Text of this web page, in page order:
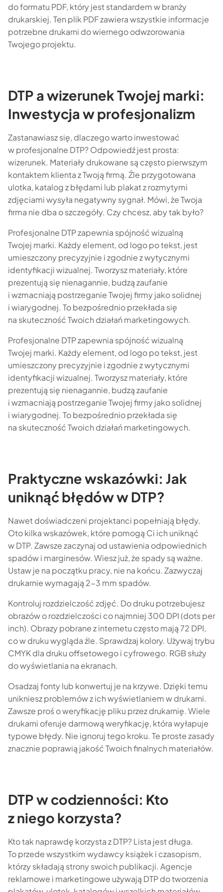
do formatu PDF, który jest standardem w branży
drukarskiej. Ten plik PDF zawiera wszystkie informacje
potrzebne drukarni do wiernego odwzorowania
Twojego projektu.
DTP a wizerunek Twojej marki:
Inwestycja w profesjonalizm
Zastanawiasz się, dlaczego warto inwestować
w profesjonalne DTP? Odpowiedź jest prosta:
wizerunek. Materiały drukowane są często pierwszym
kontaktem klienta z Twoją firmą. Źle przygotowana
ulotka, katalog z błędami lub plakat z rozmytymi
zdjęciami wysyła negatywny sygnał. Mówi, że Twoja
firma nie dba o szczegóły. Czy chcesz, aby tak było?
Profesjonalne DTP zapewnia spójność wizualną
Twojej marki. Każdy element, od logo po tekst, jest
umieszczony precyzyjnie i zgodnie z wytycznymi
identyfikacji wizualnej. Tworzysz materiały, które
prezentują się nienagannie, budzą zaufanie
i wzmacniają postrzeganie Twojej firmy jako solidnej
i wiarygodnej. To bezpośrednio przekłada się
na skuteczność Twoich działań marketingowych.
Profesjonalne DTP zapewnia spójność wizualną
Twojej marki. Każdy element, od logo po tekst, jest
umieszczony precyzyjnie i zgodnie z wytycznymi
identyfikacji wizualnej. Tworzysz materiały, które
prezentują się nienagannie, budzą zaufanie
i wzmacniają postrzeganie Twojej firmy jako solidnej
i wiarygodnej. To bezpośrednio przekłada się
na skuteczność Twoich działań marketingowych.
Praktyczne wskazówki: Jak
uniknąć błędów w DTP?
Nawet doświadczeni projektanci popełniają błędy.
Oto kilka wskazówek, które pomogą Ci ich uniknąć
w DTP. Zawsze zaczynaj od ustawienia odpowiednich
spadów i marginesów. Wiesz już, że spady są ważne.
Ustaw je na początku pracy, nie na końcu. Zazwyczaj
drukarnie wymagają 2-3 mm spadów.
Kontroluj rozdzielczość zdjęć. Do druku potrzebujesz
obrazów o rozdzielczości co najmniej 300 DPI (dots per
inch). Obrazy pobrane z internetu często mają 72 DPI,
co w druku wygląda źle. Sprawdzaj kolory. Używaj trybu
CMYK dla druku offsetowego i cyfrowego. RGB służy
do wyświetlania na ekranach.
Osadzaj fonty lub konwertuj je na krzywe. Dzięki temu
unikniesz problemów z ich wyświetlaniem w drukarni.
Zawsze proś o weryfikację pliku przez drukarnię. Wiele
drukarni oferuje darmową weryfikację, która wyłapuje
typowe błędy. Nie ignoruj tego kroku. Te proste zasady
znacznie poprawią jakość Twoich finalnych materiałów.
DTP w codzienności: Kto
z niego korzysta?
Kto tak naprawdę korzysta z DTP? Lista jest długa.
To przede wszystkim wydawcy książek i czasopism,
którzy składają strony swoich publikacji. Agencje
reklamowe i marketingowe używają DTP do tworzenia